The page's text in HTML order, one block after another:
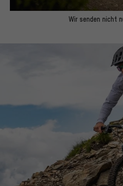
Wir senden nicht